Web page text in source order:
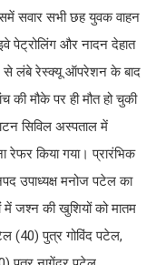
सवार सभी छह युवक वाहन
पेट्रोलिंग और नादन देहात
से लंबे रेस्क्यू ऑपरेशन के बाद
की मौके पर ही मौत हो चुकी
सिविल अस्पताल में
रेफर किया गया। प्रारंभिक
उपाध्यक्ष मनोज पटेल का
जश्न की खुशियों को मातम
(40) पुत्र गोविंद पटेल,